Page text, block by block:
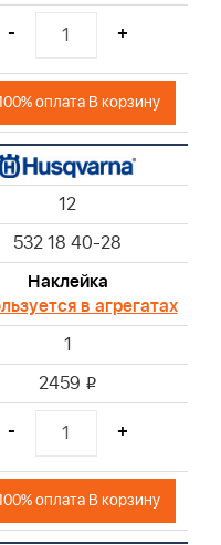
- +
оплата В корзину
12
532 18 40-28
Наклейка
в агрегатах
1
2459 i
- +
оплата В корзину